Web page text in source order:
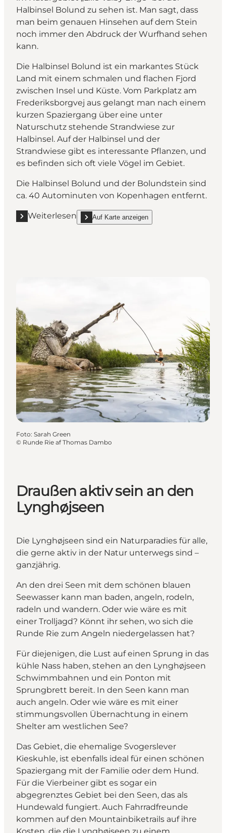
Halbinsel Bolund zu sehen ist. Man sagt, dass
man beim genauen Hinsehen auf dem Stein
noch immer den Abdruck der Wurfhand sehen
kann.
Die Halbinsel Bolund ist ein markantes Stück
Land mit einem schmalen und flachen Fjord
zwischen Insel und Küste. Vom Parkplatz am
Frederiksborgvej aus gelangt man nach einem
kurzen Spaziergang über eine unter
Naturschutz stehende Strandwiese zur
Halbinsel. Auf der Halbinsel und der
Strandwiese gibt es interessante Pflanzen, und
es befinden sich oft viele Vögel im Gebiet.
Die Halbinsel Bolund und der Bolundstein sind
ca. 40 Autominuten von Kopenhagen entfernt.
Weiterlesen
Mehr erfahren "Der Bolundstein und die Riesin"
Auf Karte anzeigen
show Der Bolundstein und die Riesin on_map
Foto: Sarah Green
© Runde Rie af Thomas Dambo
Draußen aktiv sein an den
Lynghøjseen
Die Lynghøjseen sind ein Naturparadies für alle,
die gerne aktiv in der Natur unterwegs sind –
ganzjährig.
An den drei Seen mit dem schönen blauen
Seewasser kann man baden, angeln, rodeln,
radeln und wandern. Oder wie wäre es mit
einer Trolljagd? Könnt ihr sehen, wo sich die
Runde Rie zum Angeln niedergelassen hat?
Für diejenigen, die Lust auf einen Sprung in das
kühle Nass haben, stehen an den Lynghøjseen
Schwimmbahnen und ein Ponton mit
Sprungbrett bereit. In den Seen kann man
auch angeln. Oder wie wäre es mit einer
stimmungsvollen Übernachtung in einem
Shelter am westlichen See?
Das Gebiet, die ehemalige Svogerslever
Kieskuhle, ist ebenfalls ideal für einen schönen
Spaziergang mit der Familie oder dem Hund.
Für die Vierbeiner gibt es sogar ein
abgegrenztes Gebiet bei den Seen, das als
Hundewald fungiert. Auch Fahrradfreunde
kommen auf den Mountainbiketrails auf ihre